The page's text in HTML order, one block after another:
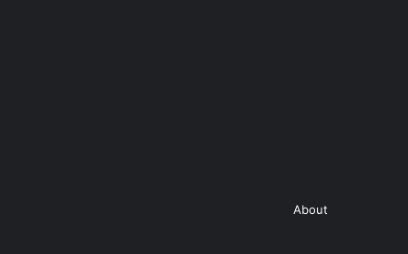
About